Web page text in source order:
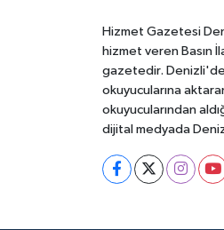
Hizmet Gazetesi
hizmet veren Basın
gazetedir.
okuyucularına
okuyucularından
dijital medyada